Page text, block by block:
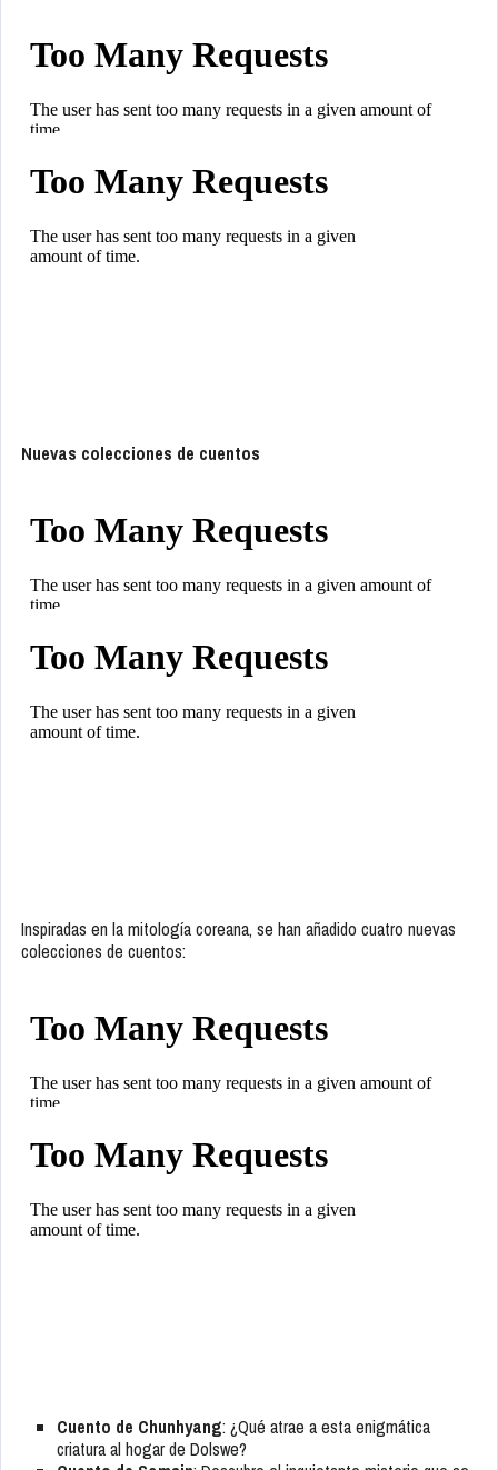
Nuevas colecciones de cuentos
Inspiradas en la mitología coreana, se han añadido cuatro nuevas
colecciones de cuentos:
Cuento de Chunhyang: ¿Qué atrae a esta enigmática
criatura al hogar de Dolswe?